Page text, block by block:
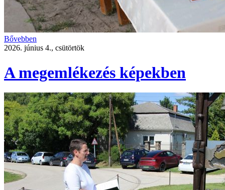
Bővebben
2026. június 4., csütörtök
A megemlékezés képekben